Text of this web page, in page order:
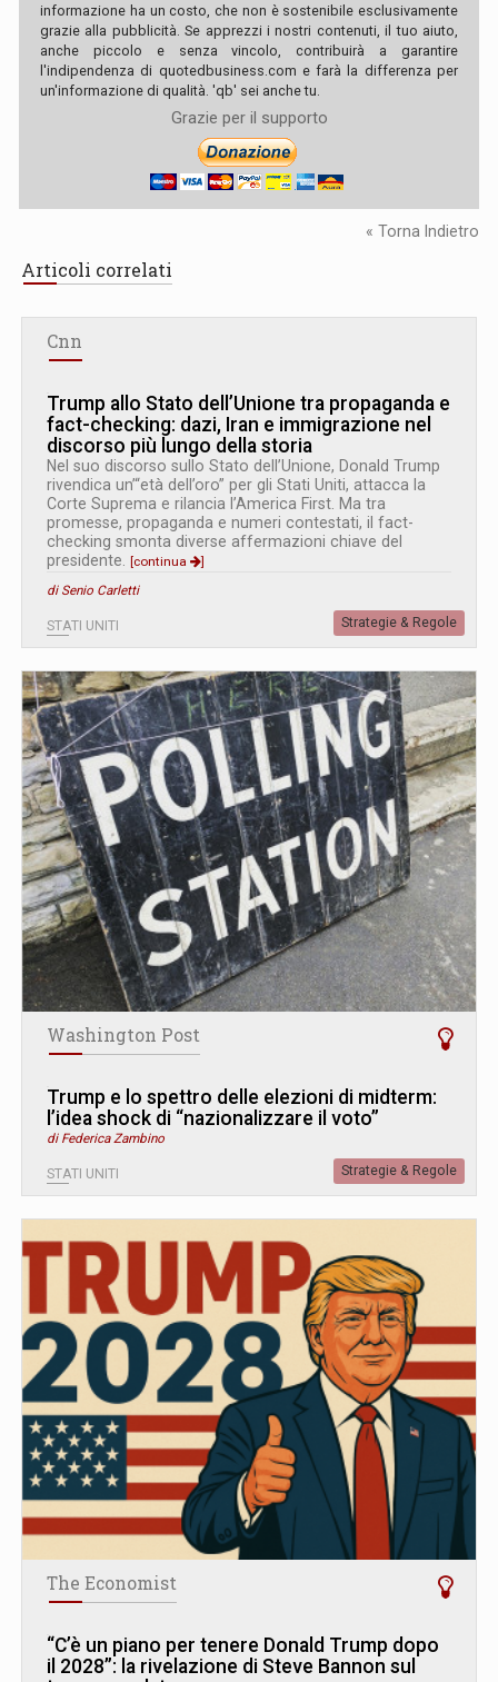
informazione ha un costo, che non è sostenibile esclusivamente
grazie alla pubblicità. Se apprezzi i nostri contenuti, il tuo aiuto,
anche piccolo e senza vincolo, contribuirà a garantire
l'indipendenza di quotedbusiness.com e farà la differenza per
un'informazione di qualità. 'qb' sei anche tu.
Grazie per il supporto
« Torna Indietro
Articoli correlati
Cnn
Trump allo Stato dell’Unione tra propaganda e
fact-checking: dazi, Iran e immigrazione nel
discorso più lungo della storia
Nel suo discorso sullo Stato dell’Unione, Donald Trump
rivendica un’“età dell’oro” per gli Stati Uniti, attacca la
Corte Suprema e rilancia l’America First. Ma tra
promesse, propaganda e numeri contestati, il fact-
checking smonta diverse affermazioni chiave del
presidente. [continua
]
di Senio Carletti
STATI UNITI Strategie & Regole
Washington Post
Trump e lo spettro delle elezioni di midterm:
l’idea shock di “nazionalizzare il voto”
di Federica Zambino
STATI UNITI Strategie & Regole
The Economist
“C’è un piano per tenere Donald Trump dopo
il 2028”: la rivelazione di Steve Bannon sul